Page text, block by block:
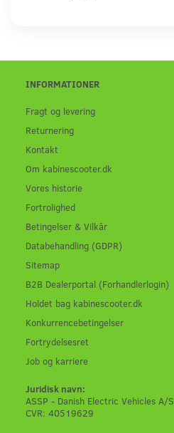
INFORMATIONER
Fragt og levering
Returnering
Kontakt
Om kabinescooter.dk
Vores historie
Fortrolighed
Betingelser & Vilkår
Databehandling (GDPR)
Sitemap
B2B Dealerportal (Forhandlerlogin)
Holdet bag kabinescooter.dk
Konkurrencebetingelser
Fortrydelsesret
Job og karriere
Juridisk navn:
ASSP - Danish Electric Vehicles A/S
CVR: 40519629